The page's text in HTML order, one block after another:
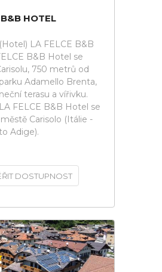
HOTEL
LA FELCE B&B
B&B Hotel se
750 metrů od
Adamello Brenta,
terasu a vířivku.
FELCE B&B Hotel se
Carisolo (Itálie -
Adige).
DOSTUPNOST